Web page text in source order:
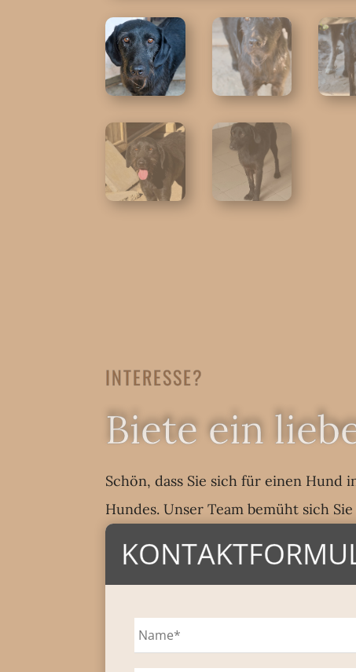
INTERESSE?
Biete ein
Schön, dass Sie sich für einen Hund
Hundes. Unser Team bemüht sich